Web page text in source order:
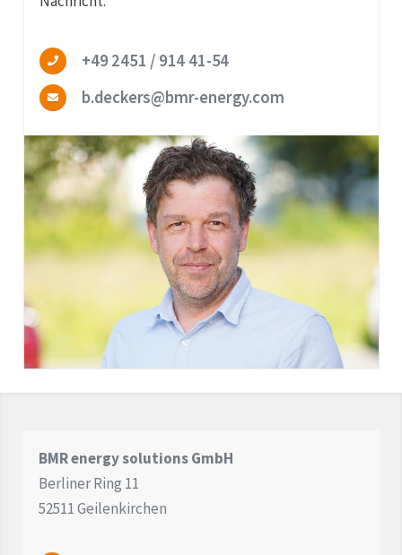
+49 2451 / 914 41-54
b.deckers@bmr-energy.com
BMR energy solutions GmbH
Berliner Ring 11
52511 Geilenkirchen